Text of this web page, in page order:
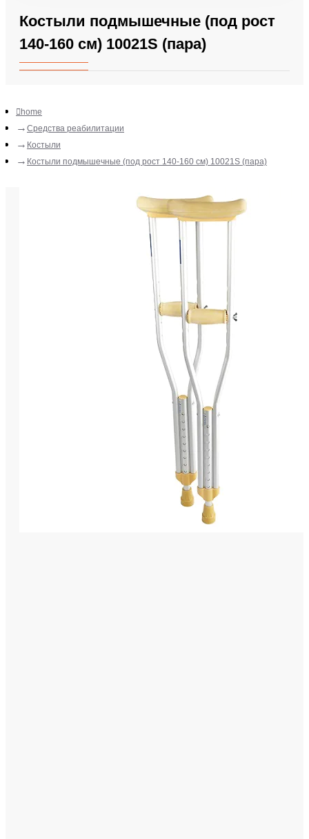
Костыли подмышечные (под рост
140-160 см) 10021S (пара)
home
Средства реабилитации
Костыли
Костыли подмышечные (под рост 140-160 см) 10021S (пара)